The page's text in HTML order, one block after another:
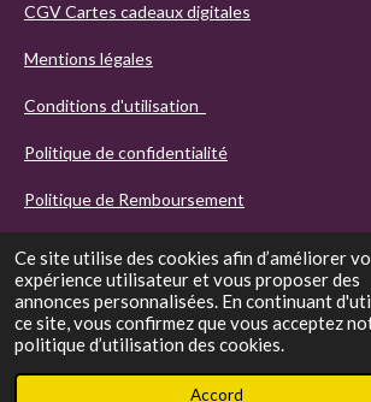
Ce site utilise des cookies afin d’améliorer
expérience utilisateur et vous proposer des
annonces personnalisées. En continuant
ce site, vous confirmez que vous acceptez
politique d’utilisation des cookies.
Accord
CGV Cartes cadeaux digitales
Mentions légales
Conditions d'utilisation
Politique de confidentialité
Politique de Remboursement